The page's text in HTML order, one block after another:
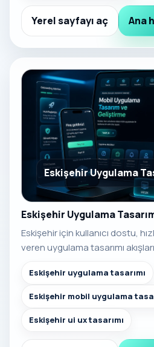
Yerel sayfayı aç Ana
Eskişehir Uygulama
Eskişehir Uygulama
Eskişehir için kullanıcı dostu,
veren uygulama tasarımı
Eskişehir uygulama tasarımı
Eskişehir mobil uygulama
Eskişehir ui ux tasarımı